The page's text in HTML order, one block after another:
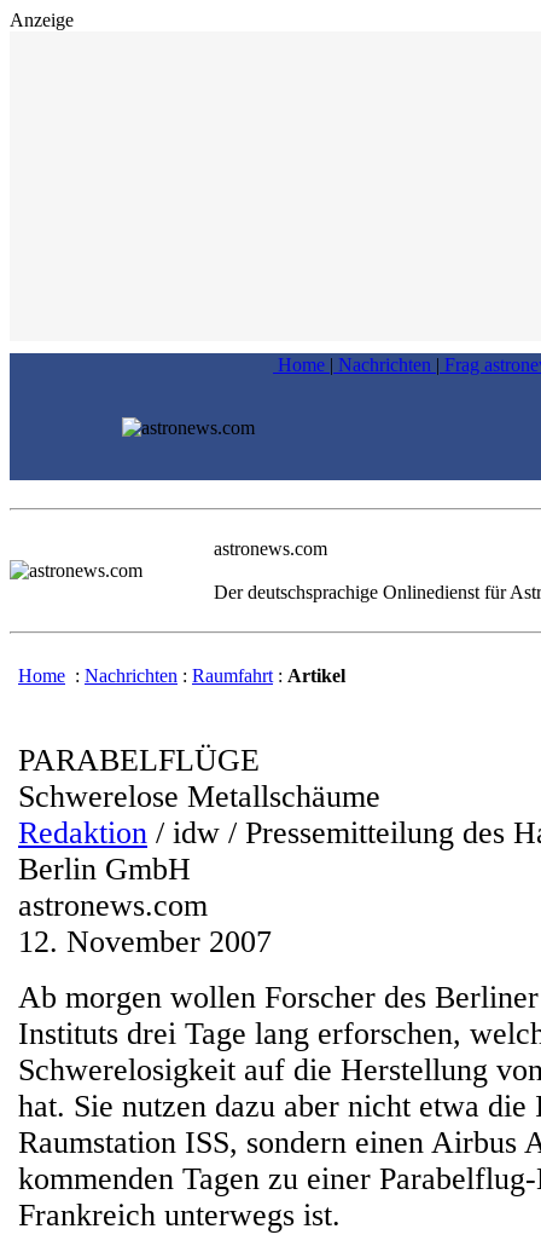
Anzeige
Home | Nachrichten | Frag
astronews.com
Der deutschsprachige Onlinedienst für
Home : Nachrichten : Raumfahrt : Artikel
PARABELFLÜGE
Schwerelose Metallschäume
Redaktion / idw / Pressemitteilung des
Berlin GmbH
astronews.com
12. November 2007
Ab morgen wollen Forscher des
Instituts drei Tage lang erforschen,
Schwerelosigkeit auf die Herstellung
hat. Sie nutzen dazu aber nicht etwa die
Raumstation ISS, sondern einen Airbus
kommenden Tagen zu einer
Frankreich unterwegs ist.